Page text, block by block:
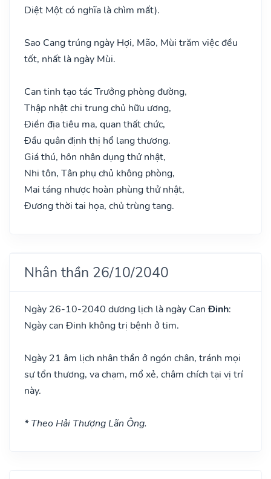
Diệt Một có nghĩa là chìm mất).
Sao Cang trúng ngày Hợi, Mão, Mùi trăm việc đều
tốt, nhất là ngày Mùi.
Can tinh tạo tác Trưởng phòng đường,
Thập nhật chi trung chủ hữu ương,
Điền địa tiêu ma, quan thất chức,
Đầu quân định thị hổ lang thương.
Giá thú, hôn nhân dụng thử nhật,
Nhi tôn, Tân phụ chủ không phòng,
Mai táng nhược hoàn phùng thử nhật,
Đương thời tai họa, chủ trùng tang.
Nhân thần 26/10/2040
Ngày 26-10-2040 dương lịch là ngày CanĐinh:
Ngày can Đinh không trị bệnh ở tim.
Ngày 21 âm lịch nhân thần ở ngón chân, tránh mọi
sự tổn thương, va chạm, mổ xẻ, châm chích tại vị trí
này.
* Theo Hải Thượng Lãn Ông.